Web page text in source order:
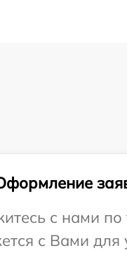
с нами по
с Вами для